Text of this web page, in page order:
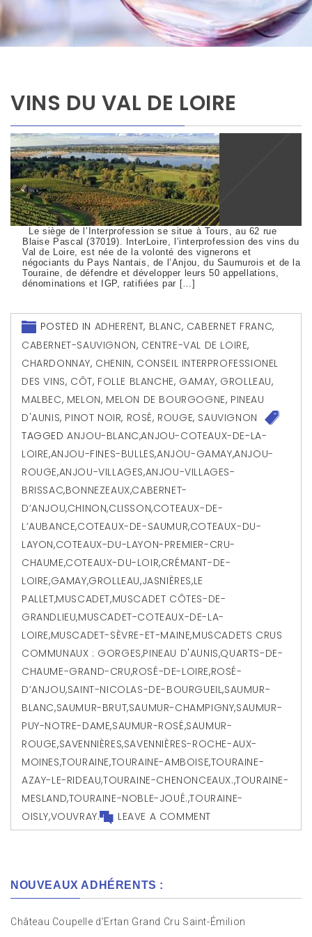
VINS DU VAL DE LOIRE
Le siège de l’Interprofession se situe à Tours, au 62 rue
Blaise Pascal (37019). InterLoire, l’interprofession des vins du
Val de Loire, est née de la volonté des vignerons et
négociants du Pays Nantais, de l’Anjou, du Saumurois et de la
Touraine, de défendre et développer leurs 50 appellations,
dénominations et IGP, ratifiées par […]
POSTED IN ADHERENT, BLANC, CABERNET FRANC,
CABERNET-SAUVIGNON, CENTRE-VAL DE LOIRE,
CHARDONNAY, CHENIN, CONSEIL INTERPROFESSIONEL
DES VINS, CÔT, FOLLE BLANCHE, GAMAY, GROLLEAU,
MALBEC, MELON, MELON DE BOURGOGNE, PINEAU
D'AUNIS, PINOT NOIR, ROSÉ, ROUGE, SAUVIGNON
TAGGEDANJOU-BLANC,ANJOU-COTEAUX-DE-LA-
LOIRE,ANJOU-FINES-BULLES,ANJOU-GAMAY,ANJOU-
ROUGE,ANJOU-VILLAGES,ANJOU-VILLAGES-
BRISSAC,BONNEZEAUX,CABERNET-
D’ANJOU,CHINON,CLISSON,COTEAUX-DE-
L’AUBANCE,COTEAUX-DE-SAUMUR,COTEAUX-DU-
LAYON,COTEAUX-DU-LAYON-PREMIER-CRU-
CHAUME,COTEAUX-DU-LOIR,CRÉMANT-DE-
LOIRE,GAMAY,GROLLEAU,JASNIÈRES,LE
PALLET,MUSCADET,MUSCADET CÔTES-DE-
GRANDLIEU,MUSCADET-COTEAUX-DE-LA-
LOIRE,MUSCADET-SÈVRE-ET-MAINE,MUSCADETS CRUS
COMMUNAUX : GORGES,PINEAU D'AUNIS,QUARTS-DE-
CHAUME-GRAND-CRU,ROSÉ-DE-LOIRE,ROSÉ-
D’ANJOU,SAINT-NICOLAS-DE-BOURGUEIL,SAUMUR-
BLANC,SAUMUR-BRUT,SAUMUR-CHAMPIGNY,SAUMUR-
PUY-NOTRE-DAME,SAUMUR-ROSÉ,SAUMUR-
ROUGE,SAVENNIÈRES,SAVENNIÈRES-ROCHE-AUX-
MOINES,TOURAINE,TOURAINE-AMBOISE,TOURAINE-
AZAY-LE-RIDEAU,TOURAINE-CHENONCEAUX.,TOURAINE-
MESLAND,TOURAINE-NOBLE-JOUÉ.,TOURAINE-
OISLY,VOUVRAY. LEAVE A COMMENT
NOUVEAUX ADHÉRENTS :
Château Coupelle d’Ertan Grand Cru Saint-Émilion